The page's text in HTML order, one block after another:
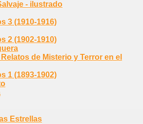
- ilustrado
3 (1910-1916)
2 (1902-1910)
de Misterio y Terror en el
1 (1893-1902)
Estrellas